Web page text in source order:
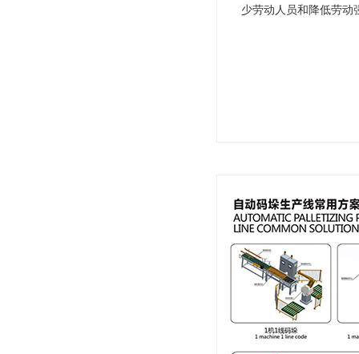
少劳动人员和降低劳动